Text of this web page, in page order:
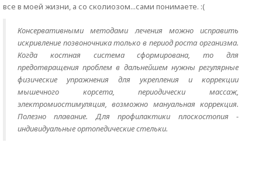
все в моей жизни, а со сколиозом...сами понимаете. :(
Консервативными методами лечения можно исправить
искривление позвоночника только в период роста организма.
Когда костная система сформирована, то для
предотвращения проблем в дальнейшем нужны регулярные
физические упражнения для укрепления и коррекции
мышечного корсета, периодически массаж,
электромиостимуляция, возможно мануальная коррекция.
Полезно плавание. Для профилактики плоскостопия -
индивидуальные ортопедические стельки.